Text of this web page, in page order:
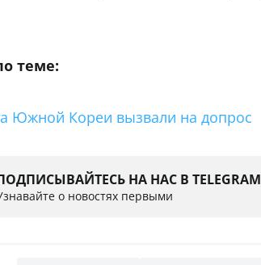
теме:
Южной Кореи вызвали на допроc
НА НАС В TELEGRAM
о новостях первыми